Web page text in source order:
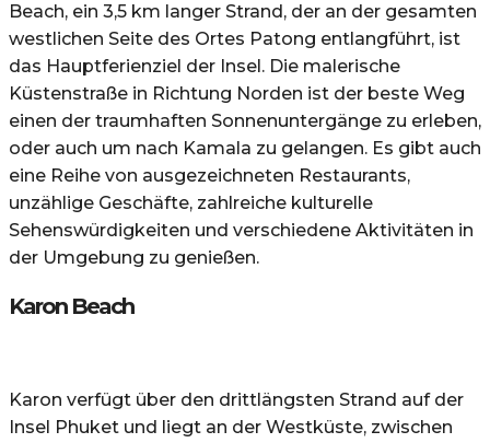
Beach, ein 3,5 km langer Strand, der an der gesamten
westlichen Seite des Ortes Patong entlangführt, ist
das Hauptferienziel der Insel. Die malerische
Küstenstraße in Richtung Norden ist der beste Weg
einen der traumhaften Sonnenuntergänge zu erleben,
oder auch um nach Kamala zu gelangen. Es gibt auch
eine Reihe von ausgezeichneten Restaurants,
unzählige Geschäfte, zahlreiche kulturelle
Sehenswürdigkeiten und verschiedene Aktivitäten in
der Umgebung zu genießen.
Karon Beach
Karon verfügt über den drittlängsten Strand auf der
Insel Phuket und liegt an der Westküste, zwischen